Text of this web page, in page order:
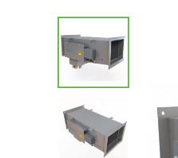
Установки
Универсальные
установки
Промышленные
Комплектующие и